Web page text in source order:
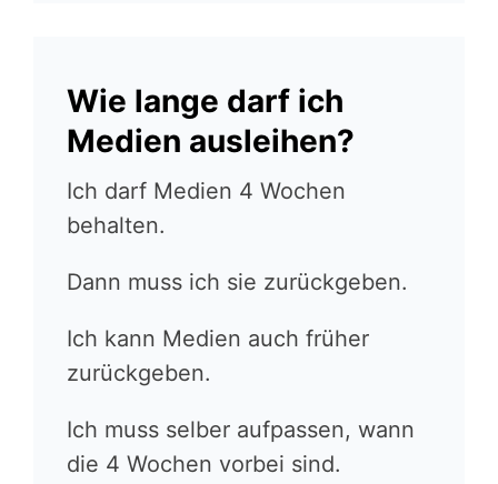
Wie lange darf ich
Medien ausleihen?
Ich darf Medien 4 Wochen
behalten.
Dann muss ich sie zurückgeben.
Ich kann Medien auch früher
zurückgeben.
Ich muss selber aufpassen, wann
die 4 Wochen vorbei sind.